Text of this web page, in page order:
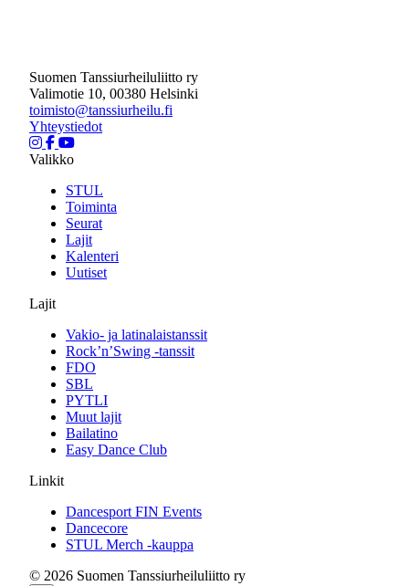
Suomen Tanssiurheiluliitto ry
Valimotie 10, 00380 Helsinki
toimisto@tanssiurheilu.fi
Yhteystiedot
Valikko
STUL
Toiminta
Seurat
Lajit
Kalenteri
Uutiset
Lajit
Vakio- ja latinalaistanssit
Rock’n’Swing -tanssit
FDO
SBL
PYTLI
Muut lajit
Bailatino
Easy Dance Club
Linkit
Dancesport FIN Events
Dancecore
STUL Merch -kauppa
© 2026 Suomen Tanssiurheiluliitto ry